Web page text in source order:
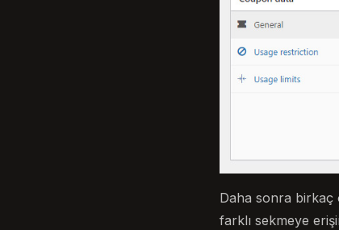
Daha sonra birkaç
farklı sekmeye